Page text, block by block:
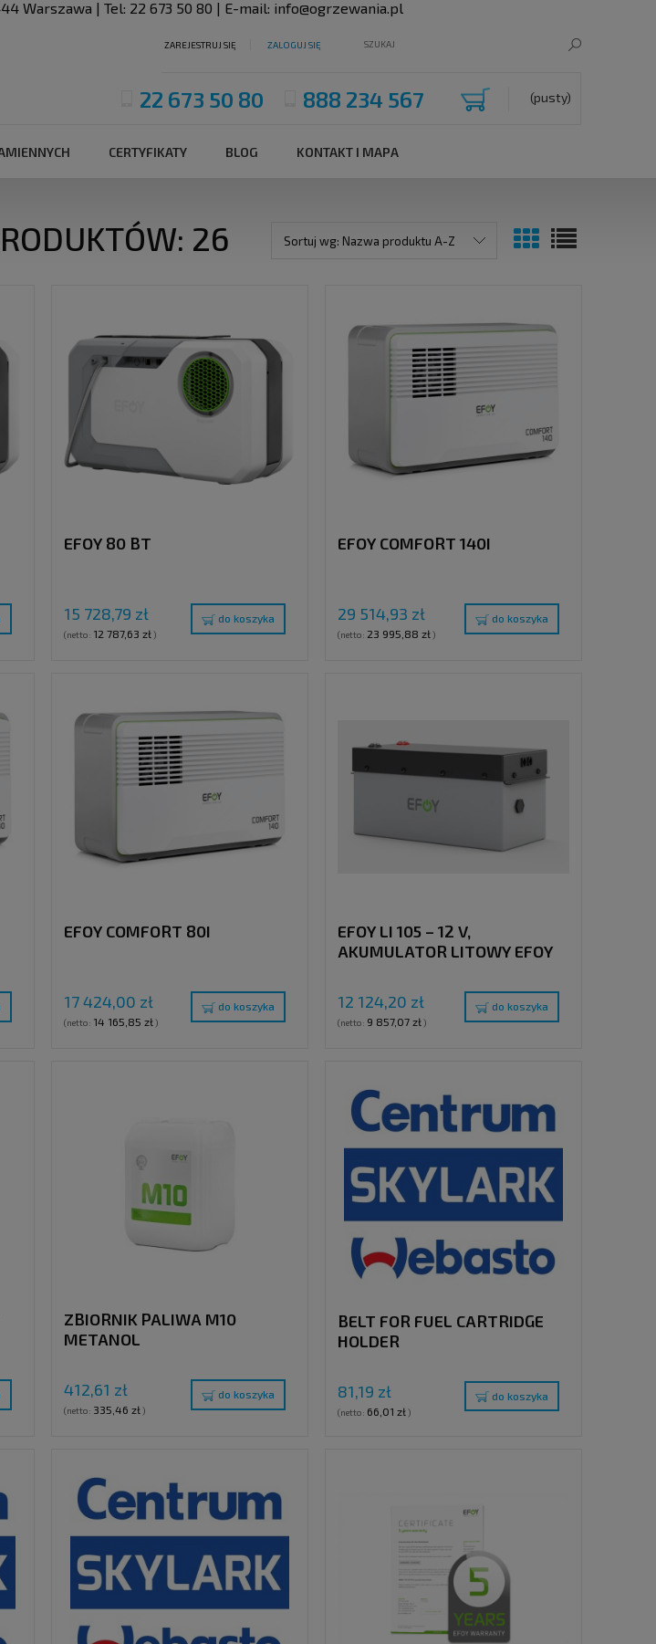
Warszawa | Tel: 22 673 50 80 | E-mail: info@ogrzewania.pl
ZAREJESTRUJ SIĘ ZALOGUJ SIĘ
(pusty)
22 673 50 80 888 234 567
CERTYFIKATY BLOG KONTAKT I MAPA
26 Sortuj wg: Nazwa produktu A-Z
EFOY 80 BT
15 728,79 zł
(netto: 12 787,63 zł)
do koszyka
EFOY COMFORT 140I
29 514,93 zł
(netto: 23 995,88 zł)
do koszyka
EFOY COMFORT 80I
17 424,00 zł
(netto: 14 165,85 zł)
do koszyka
EFOY LI 105 – 12 V,
AKUMULATOR LITOWY EFOY
12 124,20 zł
(netto: 9 857,07 zł)
do koszyka
ZBIORNIK PALIWA M10
METANOL
412,61 zł
(netto: 335,46 zł)
do koszyka
BELT FOR FUEL CARTRIDGE
HOLDER
81,19 zł
(netto: 66,01 zł)
do koszyka